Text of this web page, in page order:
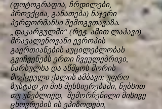
(ფოტოგრაფია, ჩრდილები,
პროექცია, განათება) ნაჯერი
პერფორმანსი შემოგვთავაზა.
„დაკარგულში“ (რეჟ. ამით ლაჰავი)
მრავალენოვანი ევროპის
გაერთიანების აუცილებლობას
გვიჩვენებს ერთი ჩვეულებრივი,
წარსულსა და აწმყოს შორის
მოქცეული ქალის ამბავი; უფრო
ზუსტად კი მის მეხსიერებაში, ნებსით
თუ უნებლიედ, შემორჩენილი მისივე
ცხოვრების ის ეპიზოდები,